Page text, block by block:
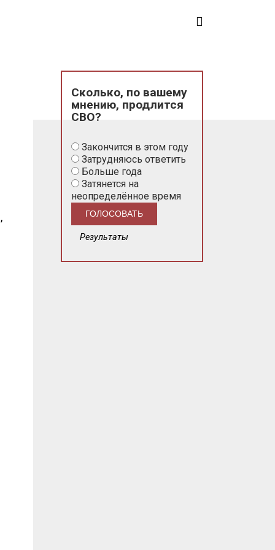
Сколько, по вашему
мнению, продлится
СВО?
Закончится в этом году
Затрудняюсь ответить
Больше года
Затянется на
неопределённое время
Результаты